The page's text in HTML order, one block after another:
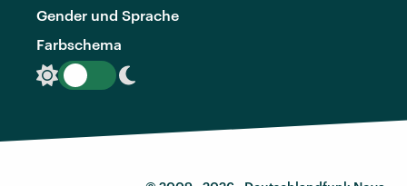
Gender und Sprache
Farbschema